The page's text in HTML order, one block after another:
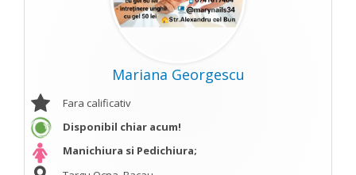
Mariana Georgescu
Fara calificativ
Disponibil chiar acum!
Manichiura si Pedichiura;